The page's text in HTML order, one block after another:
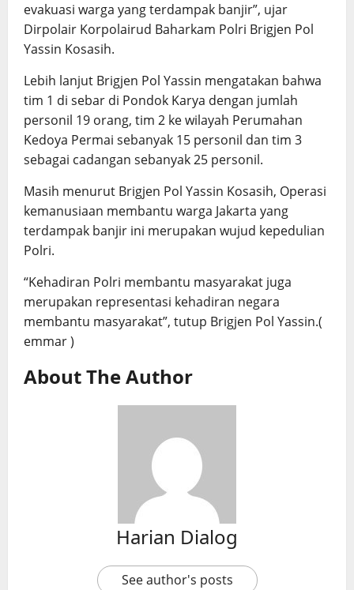
evakuasi warga yang terdampak banjir”, ujar
Dirpolair Korpolairud Baharkam Polri Brigjen Pol
Yassin Kosasih.
Lebih lanjut Brigjen Pol Yassin mengatakan bahwa
tim 1 di sebar di Pondok Karya dengan jumlah
personil 19 orang, tim 2 ke wilayah Perumahan
Kedoya Permai sebanyak 15 personil dan tim 3
sebagai cadangan sebanyak 25 personil.
Masih menurut Brigjen Pol Yassin Kosasih, Operasi
kemanusiaan membantu warga Jakarta yang
terdampak banjir ini merupakan wujud kepedulian
Polri.
“Kehadiran Polri membantu masyarakat juga
merupakan representasi kehadiran negara
membantu masyarakat”, tutup Brigjen Pol Yassin.(
emmar )
About The Author
Harian Dialog
See author's posts